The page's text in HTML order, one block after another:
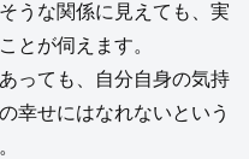
うな関係に見えても、実
とが伺えます。
っても、自分自身の気持
幸せにはなれないという